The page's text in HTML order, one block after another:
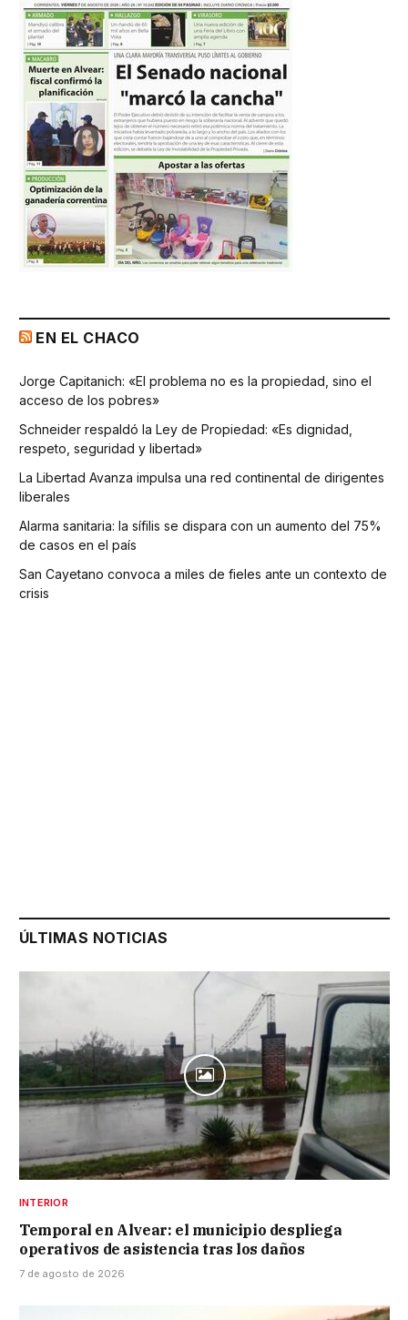
EN EL CHACO
Jorge Capitanich: «El problema no es la propiedad, sino el
acceso de los pobres»
Schneider respaldó la Ley de Propiedad: «Es dignidad,
respeto, seguridad y libertad»
La Libertad Avanza impulsa una red continental de dirigentes
liberales
Alarma sanitaria: la sífilis se dispara con un aumento del 75%
de casos en el país
San Cayetano convoca a miles de fieles ante un contexto de
crisis
ÚLTIMAS NOTICIAS
INTERIOR
Temporal en Alvear: el municipio despliega
operativos de asistencia tras los daños
7 de agosto de 2026